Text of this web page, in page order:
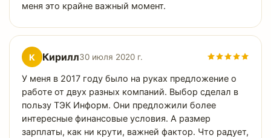
меня это крайне важный момент.
К Кирилл30 июля 2020 г.
У меня в 2017 году было на руках предложение о
работе от двух разных компаний. Выбор сделал в
пользу ТЭК Информ. Они предложили более
интересные финансовые условия. А размер
зарплаты, как ни крути, важней фактор. Что радует,